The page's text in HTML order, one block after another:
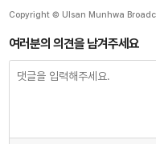
Copyright © Ulsan Munhwa
여러분의 의견을 남겨주세요